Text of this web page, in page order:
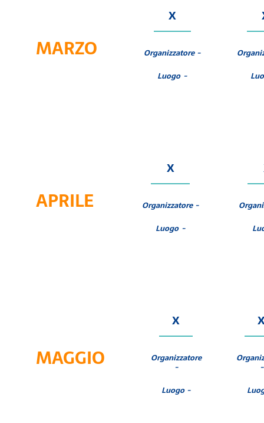
MARZO
X
Organizzatore -
Luogo -
APRILE
X
Organizzatore -
Luogo -
MAGGIO
X
Organizzatore
-
Luogo -
-